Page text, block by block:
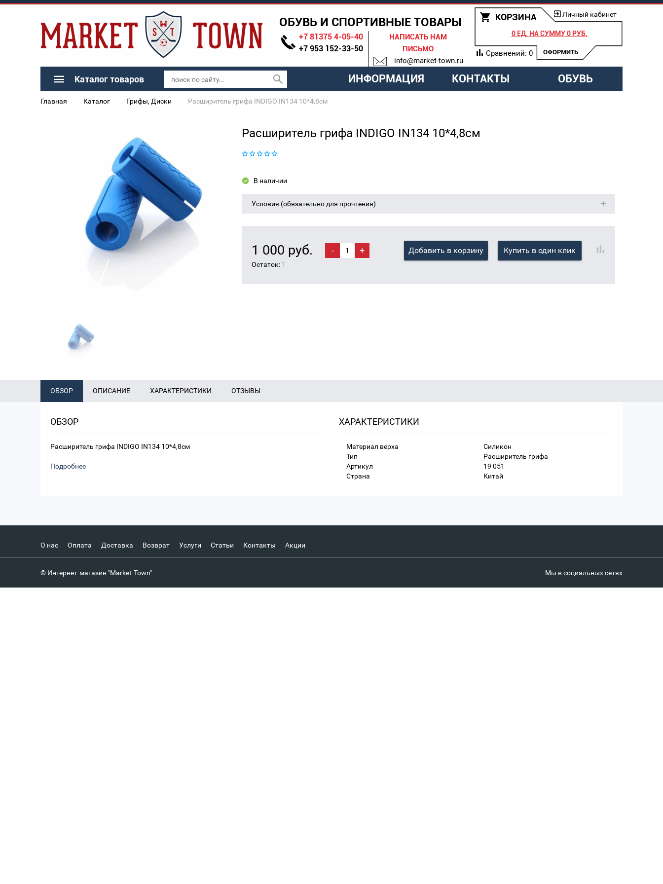
ОБУВЬ И СПОРТИВНЫЕ ТОВАРЫ
+7 81375 4-05-40
+7 953 152-33-50
НАПИСАТЬ НАМ
ПИСЬМО
info@market-town.ru
КОРЗИНА Личный кабинет
0 ЕД. НА СУММУ0 РУБ.
ОФОРМИТЬ
Сравнений: 0
Каталог товаров ИНФОРМАЦИЯ КОНТАКТЫ ОБУВЬ
Главная Каталог Грифы, Диски Расширитель грифа INDIGO IN134 10*4,8см
Расширитель грифа INDIGO IN134 10*4,8см
В наличии
Условия (обязательно для прочтения)
1 000 руб.
Остаток: 1
- + Добавить в корзину Купить в один клик
ОБЗОР ОПИСАНИЕ ХАРАКТЕРИСТИКИ ОТЗЫВЫ
ОБЗОР
Расширитель грифа INDIGO IN134 10*4,8см
Подробнее
ХАРАКТЕРИСТИКИ
Материал верха
Силикон
Тип
Расширитель грифа
Артикул
19 051
Страна
Китай
О нас Оплата Доставка Возврат Услуги Статьи Контакты Акции
© Интернет-магазин "Market-Town" Мы в социальных сетях